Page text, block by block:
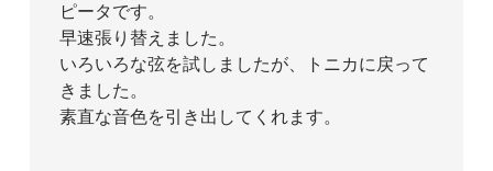
ピータです。
早速張り替えました。
いろいろな弦を試しましたが、トニカに戻って
きました。
素直な音色を引き出してくれます。